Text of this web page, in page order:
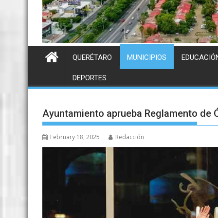
QUERÉTARO MUNICIPIOS
DEPORTES
Ayuntamiento aprueba Reglamento de
February 18, 2025 Redacción